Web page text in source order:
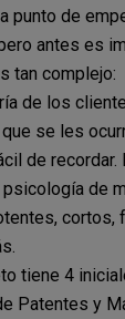
punto de
antes es
tan complejo:
de los
se les
de recordar.
de
cortos,
tiene 4
Patentes y